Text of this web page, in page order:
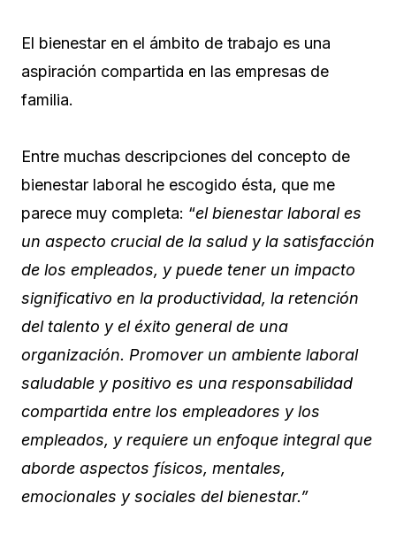
El bienestar en el ámbito de trabajo es una
aspiración compartida en las empresas de
familia.
Entre muchas descripciones del concepto de
bienestar laboral he escogido ésta, que me
parece muy completa: “el bienestar laboral es
un aspecto crucial de la salud y la satisfacción
de los empleados, y puede tener un impacto
significativo en la productividad, la retención
del talento y el éxito general de una
organización. Promover un ambiente laboral
saludable y positivo es una responsabilidad
compartida entre los empleadores y los
empleados, y requiere un enfoque integral que
aborde aspectos físicos, mentales,
emocionales y sociales del bienestar.”